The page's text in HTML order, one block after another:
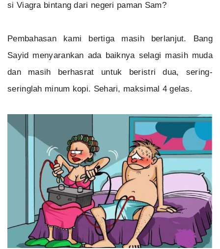
si Viagra bintang dari negeri paman Sam?
Pembahasan kami bertiga masih berlanjut. Bang
Sayid menyarankan ada baiknya selagi masih muda
dan masih berhasrat untuk beristri dua, sering-
seringlah minum kopi. Sehari, maksimal 4 gelas.